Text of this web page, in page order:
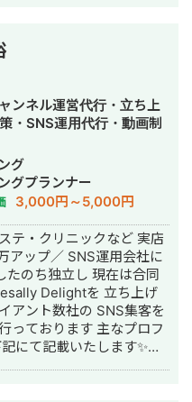
設立 ・法人化後も、3年
上の業績アップを実現
年〜2021年 ・外壁塗装
プロとして個人事業主で
>リフォーム業・建設業
>SEO事業 >リスティ
>ホームページ・LP制
landing-
7YNDe1MK?
株式会社公
tosoma.co.jp 無料で
けています。 興味がある
お気軽にご連絡ください
る企業様向けです。 基
ットにてサポートさせて
してい
の相場感 ・配信設定につ
CRの添削 ・LPの添削 な
告費によ
に分かれます。 月間広告
下の場合 月額25万円 月
万円以上の場合 月間広告
となります。 ご契約後
こちらです。 ・広告運用
作成 ・配信初期設定 ・
整 ・画像クリエイティブ
正（FV、セクション毎の
見出しなどのテキスト制
広告審査落ち&アカウン
日次、週次、月次報告&
ンネル運営代行・立ち上
・SNS運用代行・動画制
・営業代行
グ
グプランナー
3,000円～5,000円
テ・クリニックなど 実店
SNS運用会社に
たのち独立し 現在は合同
Delightを 立ち上げ
アント数社の SNS集客を
おります 主なプロフ
にて記載いたします✨